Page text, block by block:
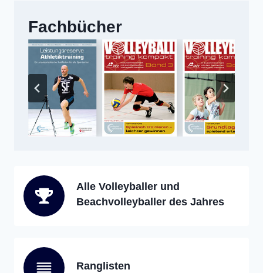
Fachbücher
Alle Volleyballer und
Beachvolleyballer des Jahres
Ranglisten